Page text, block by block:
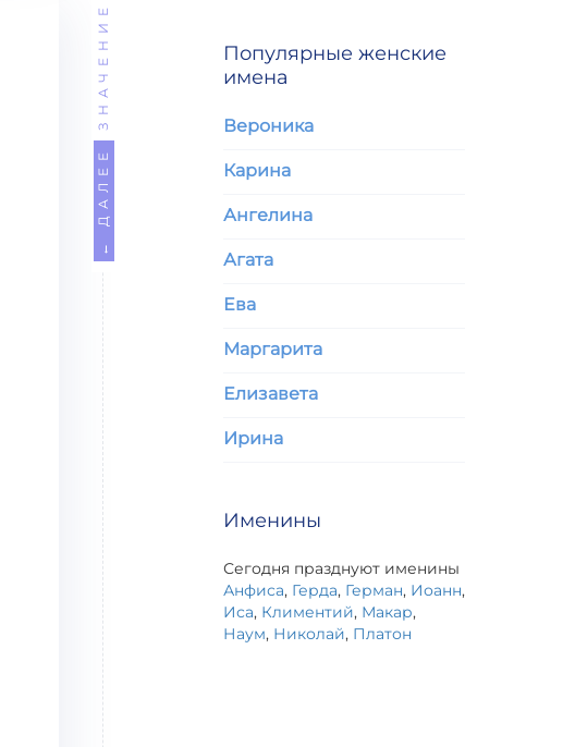
← ДАЛЕЕ
ЗНАЧЕНИЕ
Популярные женские
имена
Вероника
Карина
Ангелина
Агата
Ева
Маргарита
Елизавета
Ирина
Именины
Сегодня празднуют именины
Анфиса, Герда, Герман, Иоанн,
Иса, Климентий, Макар,
Наум, Николай, Платон